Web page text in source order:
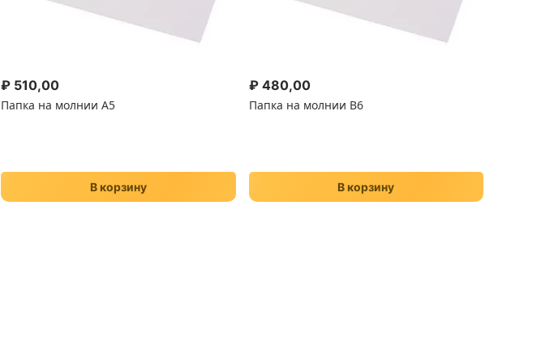
₽ 510,00
Папка на молнии А5
В корзину
₽480,00
Папка на молнии В6
В корзину